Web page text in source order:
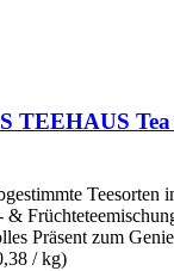
TEEHAUS
Teesorten
&
Präsent zum
/ kg)